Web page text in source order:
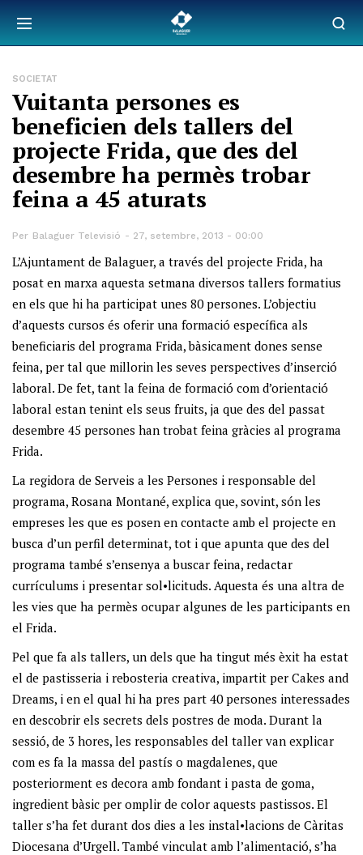
SOCIETAT
Vuitanta persones es
beneficien dels tallers del
projecte Frida, que des del
desembre ha permès trobar
feina a 45 aturats
Per Balaguer Televisió 27, setembre, 2013 - 00:00
L’Ajuntament de Balaguer, a través del projecte Frida, ha
posat en marxa aquesta setmana diversos tallers formatius
en els que hi ha participat unes 80 persones. L’objectiu
d’aquests cursos és oferir una formació específica als
beneficiaris del programa Frida, bàsicament dones sense
feina, per tal que millorin les seves perspectives d’inserció
laboral. De fet, tant la feina de formació com d’orientació
laboral estan tenint els seus fruits, ja que des del passat
desembre 45 persones han trobat feina gràcies al programa
Frida.
La regidora de Serveis a les Persones i responsable del
programa, Rosana Montané, explica que, sovint, són les
empreses les que es posen en contacte amb el projecte en
busca d’un perfil determinat, tot i que apunta que des del
programa també s’ensenya a buscar feina, redactar
currículums i presentar sol•licituds. Aquesta és una altra de
les vies que ha permès ocupar algunes de les participants en
el Frida.
Pel que fa als tallers, un dels que ha tingut més èxit ha estat
el de pastisseria i rebosteria creativa, impartit per Cakes and
Dreams, i en el qual hi ha pres part 40 persones interessades
en descobrir els secrets dels postres de moda. Durant la
sessió, de 3 hores, les responsables del taller van explicar
com es fa la massa del pastís o magdalenes, que
posteriorment es decora amb fondant i pasta de goma,
ingredient bàsic per omplir de color aquests pastissos. El
taller s’ha fet durant dos dies a les instal•lacions de Càritas
Diocesana d’Urgell. També vinculat amb l’alimentació, s’ha